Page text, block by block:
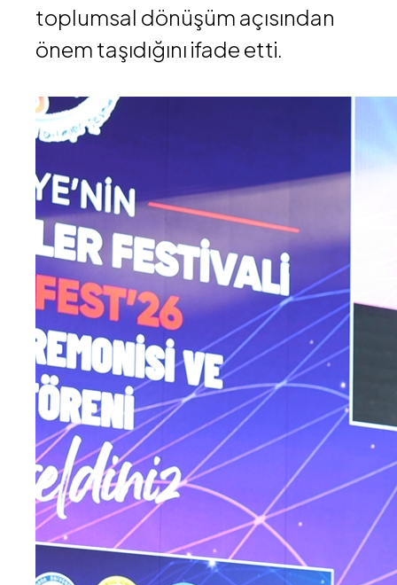
toplumsal dönüşüm açısından
önem taşıdığını ifade etti.